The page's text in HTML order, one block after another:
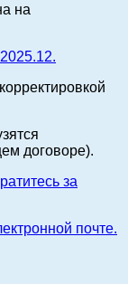
на
договоре).
за
почте.